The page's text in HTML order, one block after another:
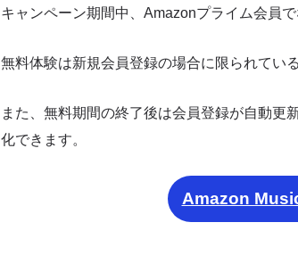
キャンペーン期間中、Amazonプライム会員
無料体験は新規会員登録の場合に限られてい
また、無料期間の終了後は会員登録が自動更
化できます。
Amazon